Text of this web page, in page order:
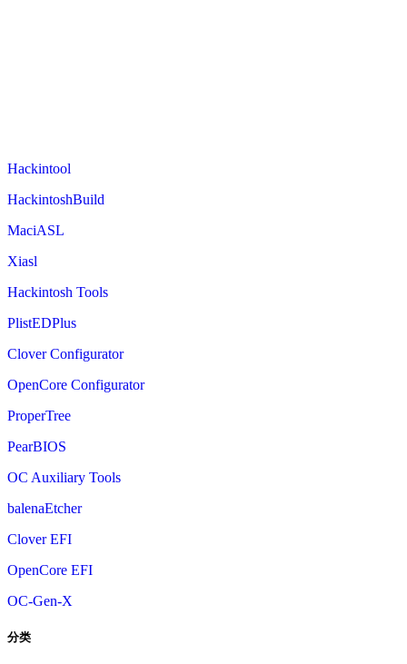
Hackintool
HackintoshBuild
MaciASL
Xiasl
Hackintosh Tools
PlistEDPlus
Clover Configurator
OpenCore Configurator
ProperTree
PearBIOS
OC Auxiliary Tools
balenaEtcher
Clover EFI
OpenCore EFI
OC-Gen-X
分类